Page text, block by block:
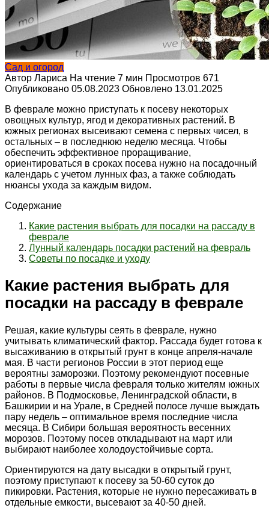
Сад и огород
Автор Лариса На чтение 7 мин Просмотров 671
Опубликовано 05.08.2023 Обновлено 13.01.2025
В феврале можно приступать к посеву некоторых
овощных культур, ягод и декоративных растений. В
южных регионах высеивают семена с первых чисел, в
остальных – в последнюю неделю месяца. Чтобы
обеспечить эффективное проращивание,
ориентироваться в сроках посева нужно на посадочный
календарь с учетом лунных фаз, а также соблюдать
нюансы ухода за каждым видом.
Содержание
Какие растения выбрать для посадки на рассаду в
феврале
Лунный календарь посадки растений на февраль
Советы по посадке и уходу
Какие растения выбрать для
посадки на рассаду в феврале
Решая, какие культуры сеять в феврале, нужно
учитывать климатический фактор. Рассада будет готова к
высаживанию в открытый грунт в конце апреля-начале
мая. В части регионов России в этот период еще
вероятны заморозки. Поэтому рекомендуют посевные
работы в первые числа февраля только жителям южных
районов. В Подмосковье, Ленинградской области, в
Башкирии и на Урале, в Средней полосе лучше выждать
пару недель – оптимальное время последние числа
месяца. В Сибири большая вероятность весенних
морозов. Поэтому посев откладывают на март или
выбирают наиболее холодоустойчивые сорта.
Ориентируются на дату высадки в открытый грунт,
поэтому приступают к посеву за 50-60 суток до
пикировки. Растения, которые не нужно пересаживать в
отдельные емкости, высевают за 40-50 дней.